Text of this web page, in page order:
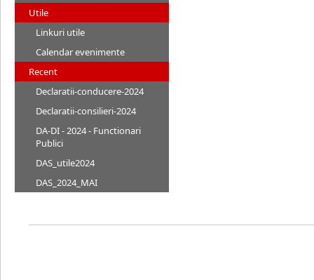
Utile
Linkuri utile
Calendar evenimente
Recent
Declaratii-conducere-2024
Declaratii-consilieri-2024
DA-DI - 2024 - Functionari
Publici
DAS_utile2024
DAS_2024_MAI